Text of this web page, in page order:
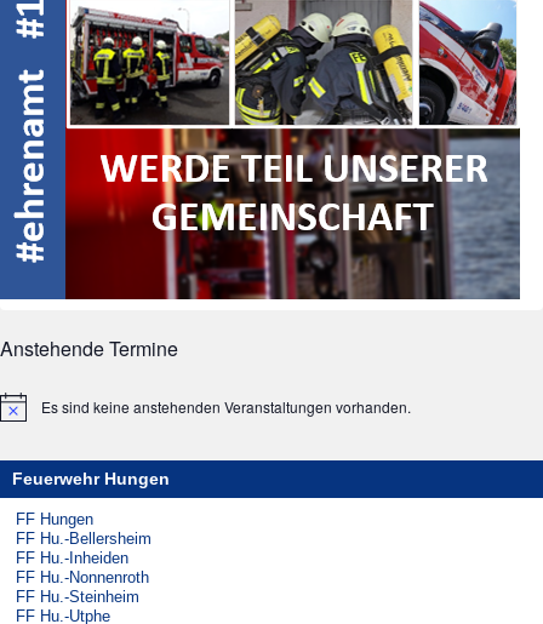
Anstehende Termine
HinweisEs sind keine anstehenden Veranstaltungen vorhanden.
Feuerwehr Hungen
FF Hungen
FF Hu.-Bellersheim
FF Hu.-Inheiden
FF Hu.-Nonnenroth
FF Hu.-Steinheim
FF Hu.-Utphe